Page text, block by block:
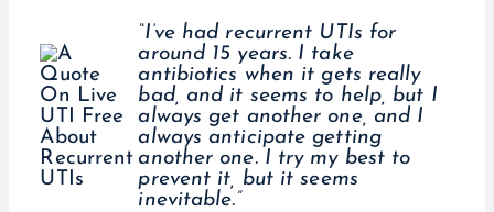
“I’ve had recurrent UTIs for
around 15 years. I take
antibiotics when it gets really
bad, and it seems to help, but I
always get another one, and I
always anticipate getting
another one. I try my best to
prevent it, but it seems
inevitable.”